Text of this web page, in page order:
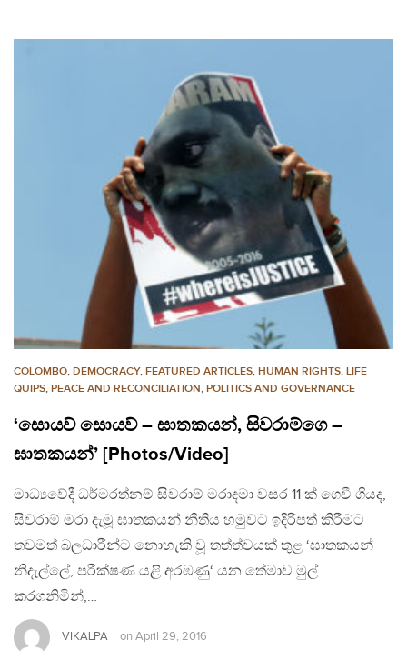
COLOMBO, DEMOCRACY, FEATURED ARTICLES, HUMAN RIGHTS, LIFE
QUIPS, PEACE AND RECONCILIATION, POLITICS AND GOVERNANCE
‘සොයව් සොයව් – ඝාතකයන්, සිවරාම්ගෙ –
ඝාතකයන්’ [Photos/Video]
මාධ්‍යවේදී ධර්මරත්නම් සිවරාම් මරාදමා වසර 11 ක් ගෙවී ගියද,
සිවරාම් මරා දැමූ ඝාතකයන් නීතිය හමුවට ඉදිරිපත් කිරීමට
තවමත් බලධාරීන්ට නොහැකි වූ තත්ත්වයක් තුළ ‘ඝාතකයන්
නිදැල්ලේ, පරීක්ෂණ යළි අරඹණු‘ යන තේමාව මුල්
කරගනිමින්,…
VIKALPA on April 29, 2016